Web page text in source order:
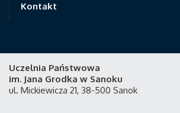
Kontakt
Uczelnia Państwowa
im. Jana Grodka w Sanoku
ul. Mickiewicza 21, 38-500 Sanok